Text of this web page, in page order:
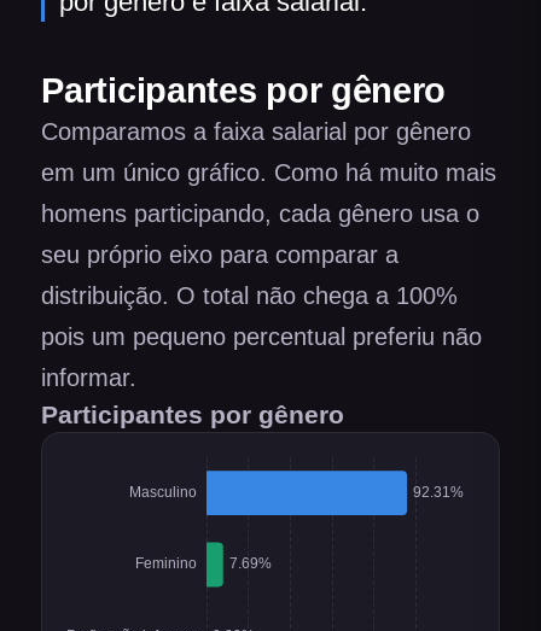
Participantes por gênero
Comparamos a faixa salarial por gênero
em um único gráfico. Como há muito mais
homens participando, cada gênero usa o
seu próprio eixo para comparar a
distribuição. O total não chega a 100%
pois um pequeno percentual preferiu não
informar.
Participantes por gênero